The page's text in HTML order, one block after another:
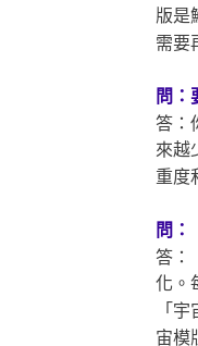
版是
需要
問：
答：
來越
重度
問：
答：
化。
「
宙模